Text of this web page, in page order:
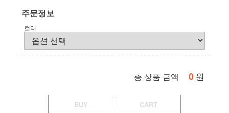
주문정보
컬러
총 상품 금액 0 원
BUY CART